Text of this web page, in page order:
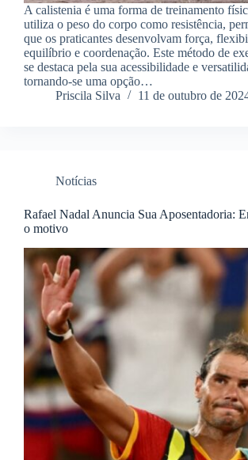
A calistenia é uma forma de treinamento
utiliza o peso do corpo como resistência,
que os praticantes desenvolvam força,
equilíbrio e coordenação. Este método de
se destaca pela sua acessibilidade e
tornando-se uma opção…
Priscila Silva
11 de outubro de
Notícias
Rafael Nadal Anuncia Sua Aposentadoria:
o motivo